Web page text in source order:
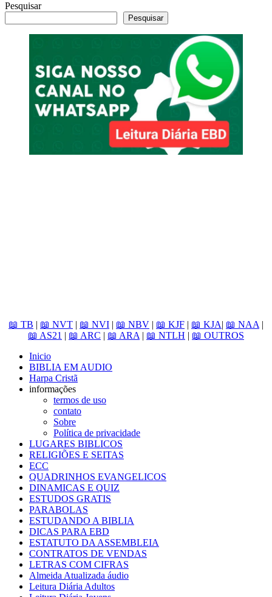
Pesquisar
Pesquisar
📖 TB | 📖 NVT | 📖 NVI | 📖 NBV | 📖 KJF | 📖 KJA| 📖 NAA |
📖 AS21 | 📖 ARC | 📖 ARA | 📖 NTLH | 📖 OUTROS
Inicio
BIBLIA EM AUDIO
Harpa Cristã
informações
termos de uso
contato
Sobre
Política de privacidade
LUGARES BIBLICOS
RELIGIÕES E SEITAS
ECC
QUADRINHOS EVANGELICOS
DINAMICAS E QUIZ
ESTUDOS GRATIS
PARABOLAS
ESTUDANDO A BIBLIA
DICAS PARA EBD
ESTATUTO DA ASSEMBLEIA
CONTRATOS DE VENDAS
LETRAS COM CIFRAS
Almeida Atualizada áudio
Leitura Diária Adultos